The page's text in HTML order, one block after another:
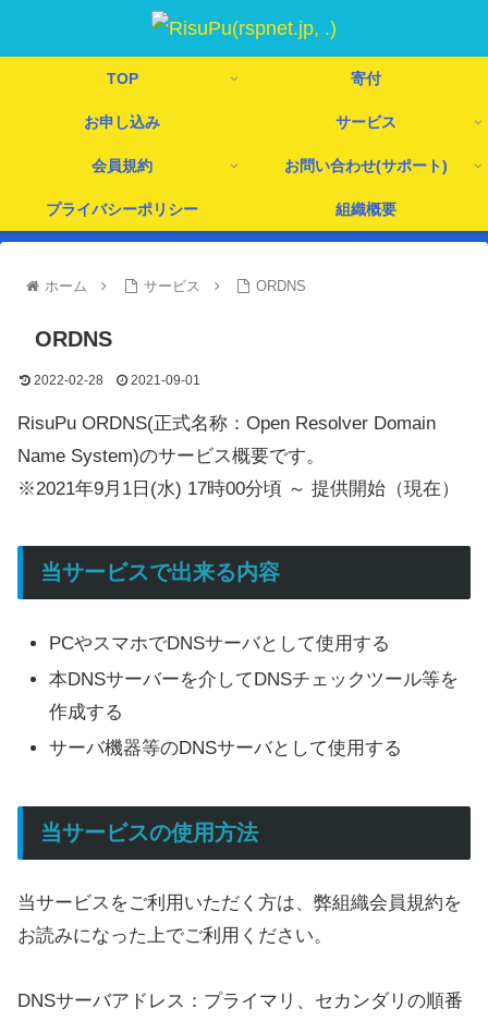
TOP 寄付
お申し込み サービス
会員規約 お問い合わせ(サポート)
プライバシーポリシー 組織概要
ホーム サービス ORDNS
ORDNS
2022-02-28 2021-09-01
RisuPu ORDNS(正式名称：Open Resolver Domain
Name System)のサービス概要です。
※2021年9月1日(水) 17時00分頃 ～ 提供開始（現在）
当サービスで出来る内容
PCやスマホでDNSサーバとして使用する
本DNSサーバーを介してDNSチェックツール等を
作成する
サーバ機器等のDNSサーバとして使用する
当サービスの使用方法
当サービスをご利用いただく方は、弊組織会員規約を
お読みになった上でご利用ください。
DNSサーバアドレス：プライマリ、セカンダリの順番